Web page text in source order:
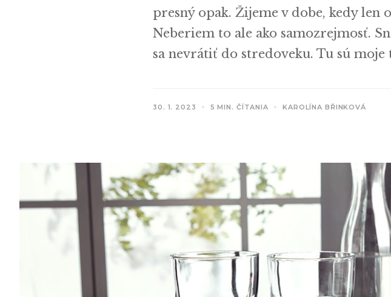
presný opak. Žijeme v dobe, kedy len
Neberiem to ale ako samozrejmosť.
sa nevrátiť do stredoveku. Tu sú moje
30. 1. 2023 5 MIN. ČÍTANIA KAROLÍNA BŘINKOVÁ